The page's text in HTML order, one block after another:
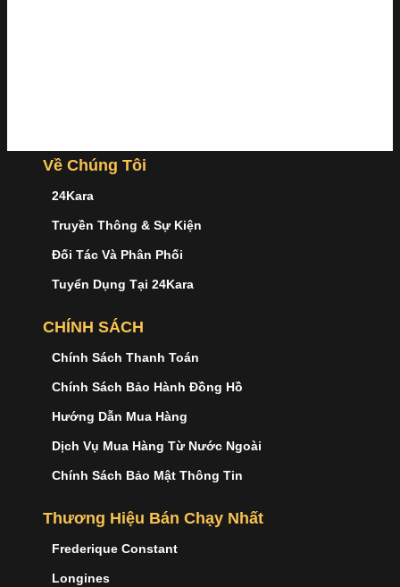
Về Chúng Tôi
24Kara
Truyền Thông & Sự Kiện
Đối Tác Và Phân Phối
Tuyển Dụng Tại 24Kara
CHÍNH SÁCH
Chính Sách Thanh Toán
Chính Sách Bảo Hành Đồng Hồ
Hướng Dẫn Mua Hàng
Dịch Vụ Mua Hàng Từ Nước Ngoài
Chính Sách Bảo Mật Thông Tin
Thương Hiệu Bán Chạy Nhất
Frederique Constant
Longines